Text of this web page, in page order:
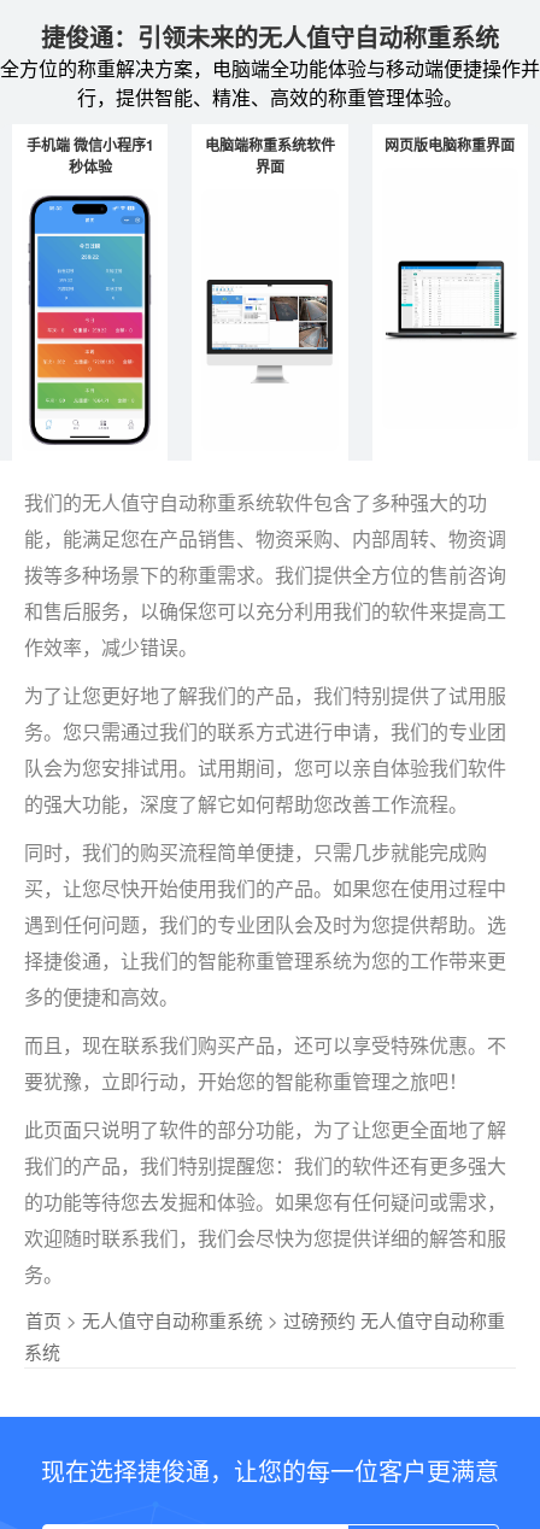
捷俊通：引领未来的无人值守自动称重系统
全方位的称重解决方案，电脑端全功能体验与移动端便捷操作并
行，提供智能、精准、高效的称重管理体验。
手机端 微信小程序1
秒体验
电脑端称重系统软件
界面
网页版电脑称重界面
我们的无人值守自动称重系统软件包含了多种强大的功
能，能满足您在产品销售、物资采购、内部周转、物资调
拨等多种场景下的称重需求。我们提供全方位的售前咨询
和售后服务，以确保您可以充分利用我们的软件来提高工
作效率，减少错误。
为了让您更好地了解我们的产品，我们特别提供了试用服
务。您只需通过我们的联系方式进行申请，我们的专业团
队会为您安排试用。试用期间，您可以亲自体验我们软件
的强大功能，深度了解它如何帮助您改善工作流程。
同时，我们的购买流程简单便捷，只需几步就能完成购
买，让您尽快开始使用我们的产品。如果您在使用过程中
遇到任何问题，我们的专业团队会及时为您提供帮助。选
择捷俊通，让我们的智能称重管理系统为您的工作带来更
多的便捷和高效。
而且，现在联系我们购买产品，还可以享受特殊优惠。不
要犹豫，立即行动，开始您的智能称重管理之旅吧！
此页面只说明了软件的部分功能，为了让您更全面地了解
我们的产品，我们特别提醒您：我们的软件还有更多强大
的功能等待您去发掘和体验。如果您有任何疑问或需求，
欢迎随时联系我们，我们会尽快为您提供详细的解答和服
务。
首页 > 无人值守自动称重系统 > 过磅预约 无人值守自动称重
系统
现在选择捷俊通，让您的每一位客户更满意